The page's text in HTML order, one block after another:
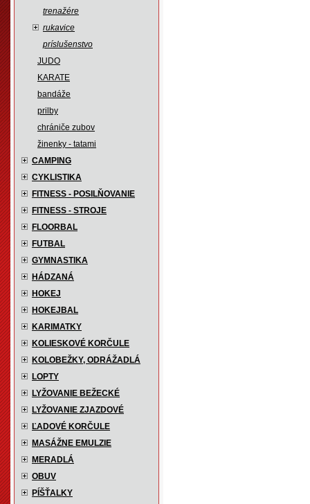
trenažére
rukavice
príslušenstvo
JUDO
KARATE
bandáže
prilby
chrániče zubov
žinenky - tatami
CAMPING
CYKLISTIKA
FITNESS - POSILŇOVANIE
FITNESS - STROJE
FLOORBAL
FUTBAL
GYMNASTIKA
HÁDZANÁ
HOKEJ
HOKEJBAL
KARIMATKY
KOLIESKOVÉ KORČULE
KOLOBEŽKY, ODRÁŽADLÁ
LOPTY
LYŽOVANIE BEŽECKÉ
LYŽOVANIE ZJAZDOVÉ
ĽADOVÉ KORČULE
MASÁŽNE EMULZIE
MERADLÁ
OBUV
PÍŠŤALKY